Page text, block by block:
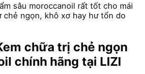
sâu moroccanoil rất tốt cho mái
chẻ ngọn, khô xơ hay hư tổn do
chữa trị chẻ ngọn
chính hãng tại LIZI